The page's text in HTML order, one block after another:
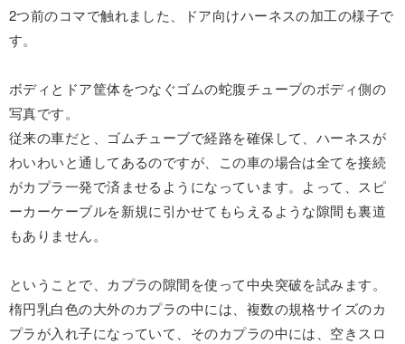
2つ前のコマで触れました、ドア向けハーネスの加工の様子で
す。
ボディとドア筐体をつなぐゴムの蛇腹チューブのボディ側の
写真です。
従来の車だと、ゴムチューブで経路を確保して、ハーネスが
わいわいと通してあるのですが、この車の場合は全てを接続
がカプラ一発で済ませるようになっています。よって、スピ
ーカーケーブルを新規に引かせてもらえるような隙間も裏道
もありません。
ということで、カプラの隙間を使って中央突破を試みます。
楕円乳白色の大外のカプラの中には、複数の規格サイズのカ
プラが入れ子になっていて、そのカプラの中には、空きスロ